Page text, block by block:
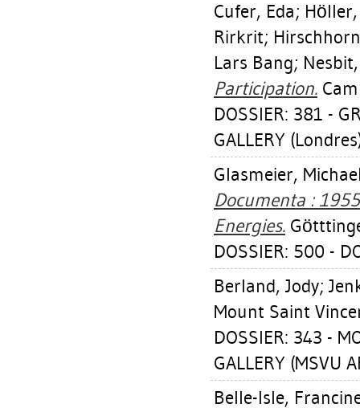
Cufer, Eda;
Rirkrit;
Lars Bang;
Participation.
DOSSIER: 381 -
GALLERY
Glasmeier,
Documenta :
Energies.
DOSSIER: 500 -
Berland, Jody;
Mount Saint
DOSSIER: 343 -
GALLERY (MSVU
Belle-Isle,